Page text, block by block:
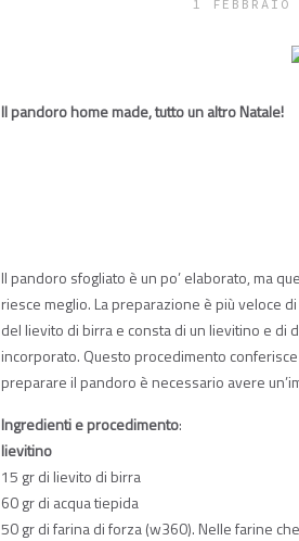
1 FEBBRAIO
Il pandoro home made, tutto un altro Natale!
Il pandoro sfogliato è un po’ elaborato, ma
riesce meglio. La preparazione è più veloce
del lievito di birra e consta di un lievitino e di
incorporato. Questo procedimento
preparare il pandoro è necessario avere
Ingredienti e procedimento:
lievitino
15 gr di lievito di birra
60 gr di acqua tiepida
50 gr di farina di forza (w360). Nelle farine